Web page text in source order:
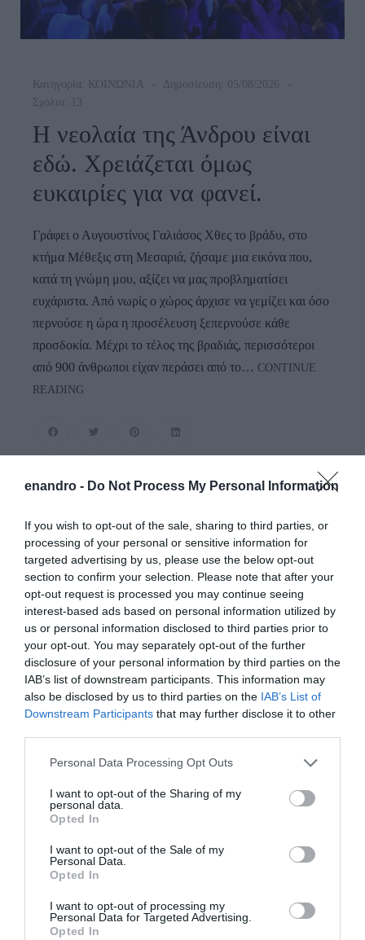
enandro - Do Not Process My Personal Information
If you wish to opt-out of the sale, sharing to third parties, or
processing of your personal or sensitive information for
targeted advertising by us, please use the below opt-out
section to confirm your selection. Please note that after your
opt-out request is processed you may continue seeing
interest-based ads based on personal information utilized by
us or personal information disclosed to third parties prior to
your opt-out. You may separately opt-out of the further
disclosure of your personal information by third parties on the
IAB’s list of downstream participants. This information may
also be disclosed by us to third parties on the IAB’s List of
Downstream Participants that may further disclose it to other
Please note that this website/app uses one or more Google
not limited to your visit or usage behaviour. You may click to
grant or deny consent to Google and its third-party tags to
use your data for below specified purposes in below Google
consent section.
Personal Data Processing Opt Outs
I want to opt-out of the Sharing of my
personal data.
Opted In
I want to opt-out of the Sale of my
Personal Data.
Opted In
I want to opt-out of processing my
Personal Data for Targeted Advertising.
Opted In
Κατηγορία: ΚΟΙΝΩΝΙΑ
Δημοσίευση: 05/08/2026
Σχόλια: 13
Η νεολαία της Άνδρου είναι
εδώ. Χρειάζεται όμως
ευκαιρίες για να φανεί.
Γράφει ο Αυγουστίνος Γαλιάσος Χθες το βράδυ, στο
κτήμα Μέθεξις στη Μεσαριά, ζήσαμε μια εικόνα που,
κατά τη γνώμη μου, αξίζει να μας προβληματίσει
ευχάριστα. Από νωρίς ο χώρος άρχισε να γεμίζει και όσο
περνούσε η ώρα η προσέλευση ξεπερνούσε κάθε
προσδοκία. Μέχρι το τέλος της βραδιάς, περισσότεροι
από 900 άνθρωποι είχαν περάσει από το… CONTINUE
READING
Εδώ.
Ευκαιρίες
Για
Να
Φανεί.
Κατηγορία:ΚΟΙΝΩΝΙΑ
Δημοσίευση: 05/08/2026
Σχόλια: 21
ΡΑΦΗΝΑ – ΘΕΟΥΤΑ
σημειώσατε…
Ραφήνα, 4η Αυγούστου απόγευμα, ώρα 17:15, το πλοίο